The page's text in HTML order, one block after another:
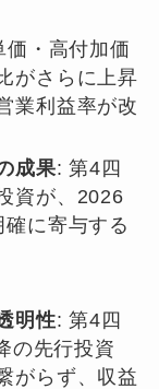
価・高付加価
がさらに上昇
業利益率が改
成果: 第4四
資が、2026
に寄与する
明性: 第4四
の先行投資
がらず、収益